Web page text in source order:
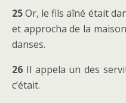
25Or, le fils aîné était
et approcha de la
danses.
26 Il appela un des
c’était.